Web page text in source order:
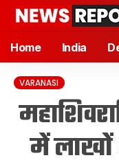
Home India
VARANASI
में लाखों